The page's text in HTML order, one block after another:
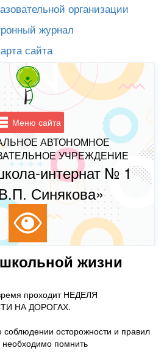
организации
журнал
сайта
Меню сайта
АВТОНОМНОЕ
УЧРЕЖДЕНИЕ
интернат № 1
Синякова»
жизни
проходит НЕДЕЛЯ
НА ДОРОГАХ.
осторожности и правил
необходимо помнить